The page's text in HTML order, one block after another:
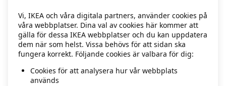
information)
Vi, IKEA och våra digitala partners, använder cookies på
våra webbplatser. Dina val av cookies här kommer att
gälla för dessa IKEA webbplatser och du kan uppdatera
dem när som helst. Vissa behövs för att sidan ska
fungera korrekt. Följande cookies är valbara för dig:
Cookies för att analysera hur vår webbplats
används